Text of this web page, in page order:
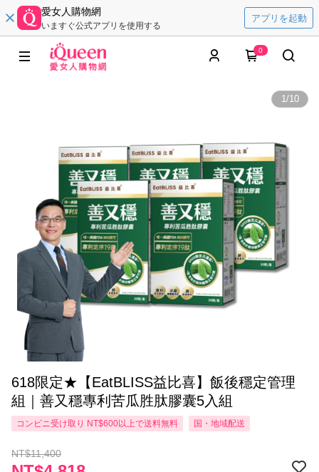
愛女人購物網
いますぐ公式アプリを使用する
アプリを起動
0
1/10
618限定★【EatBLISS益比喜】飯後穩定管理
組｜善又穩專利苦瓜胜肽膠囊5入組
コンビニ受け取り NT$600以上で送料無料 国・地域配送
NT$11,400